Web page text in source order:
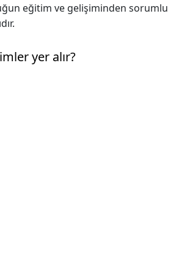
eğitim ve gelişiminden sorumlu
yer alır?